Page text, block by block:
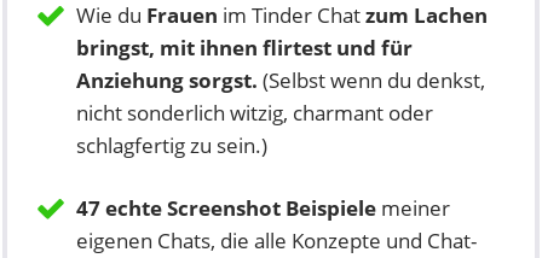
Wie du Frauen im Tinder Chatzum Lachen
bringst, mit ihnen flirtest und für
Anziehung sorgst. (Selbst wenn du denkst,
nicht sonderlich witzig, charmant oder
schlagfertig zu sein.)
47 echte Screenshot Beispiele meiner
eigenen Chats, die alle Konzepte und Chat-